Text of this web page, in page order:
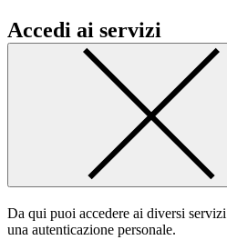
Accedi ai servizi
Da qui puoi accedere ai diversi
una autenticazione personale.